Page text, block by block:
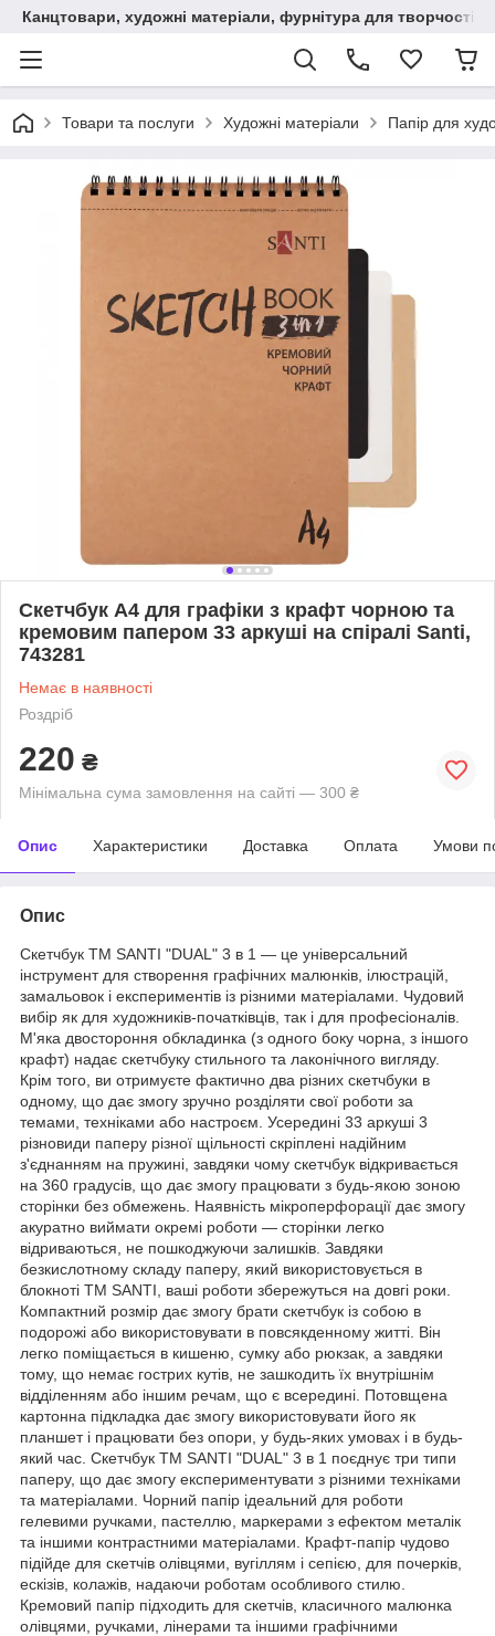
Канцтовари, художні матеріали, фурнітура для творчості
Товари та послуги Художні матеріали Папір для
Скетчбук А4 для графіки з крафт чорною та
кремовим папером 33 аркуші на спіралі Santi,
743281
Немає в наявності
Роздріб
220 ₴
Мінімальна сума замовлення на сайті — 300 ₴
Опис Характеристики Доставка Оплата Умови
Опис
Скетчбук ТМ SANTI "DUAL" 3 в 1 — це універсальний
інструмент для створення графічних малюнків, ілюстрацій,
замальовок і експериментів із різними матеріалами. Чудовий
вибір як для художників-початківців, так і для професіоналів.
М'яка двостороння обкладинка (з одного боку чорна, з іншого
крафт) надає скетчбуку стильного та лаконічного вигляду.
Крім того, ви отримуєте фактично два різних скетчбуки в
одному, що дає змогу зручно розділяти свої роботи за
темами, техніками або настроєм. Усередині 33 аркуші 3
різновиди паперу різної щільності скріплені надійним
з'єднанням на пружині, завдяки чому скетчбук відкривається
на 360 градусів, що дає змогу працювати з будь-якою зоною
сторінки без обмежень. Наявність мікроперфорації дає змогу
акуратно виймати окремі роботи — сторінки легко
відриваються, не пошкоджуючи залишків. Завдяки
безкислотному складу паперу, який використовується в
блокноті ТМ SANTI, ваші роботи збережуться на довгі роки.
Компактний розмір дає змогу брати скетчбук із собою в
подорожі або використовувати в повсякденному житті. Він
легко поміщається в кишеню, сумку або рюкзак, а завдяки
тому, що немає гострих кутів, не зашкодить їх внутрішнім
відділенням або іншим речам, що є всередині. Потовщена
картонна підкладка дає змогу використовувати його як
планшет і працювати без опори, у будь-яких умовах і в будь-
який час. Скетчбук ТМ SANTI "DUAL" 3 в 1 поєднує три типи
паперу, що дає змогу експериментувати з різними техніками
та матеріалами. Чорний папір ідеальний для роботи
гелевими ручками, пастеллю, маркерами з ефектом металік
та іншими контрастними матеріалами. Крафт-папір чудово
підійде для скетчів олівцями, вугіллям і сепією, для почерків,
ескізів, колажів, надаючи роботам особливого стилю.
Кремовий папір підходить для скетчів, класичного малюнка
олівцями, ручками, лінерами та іншими графічними